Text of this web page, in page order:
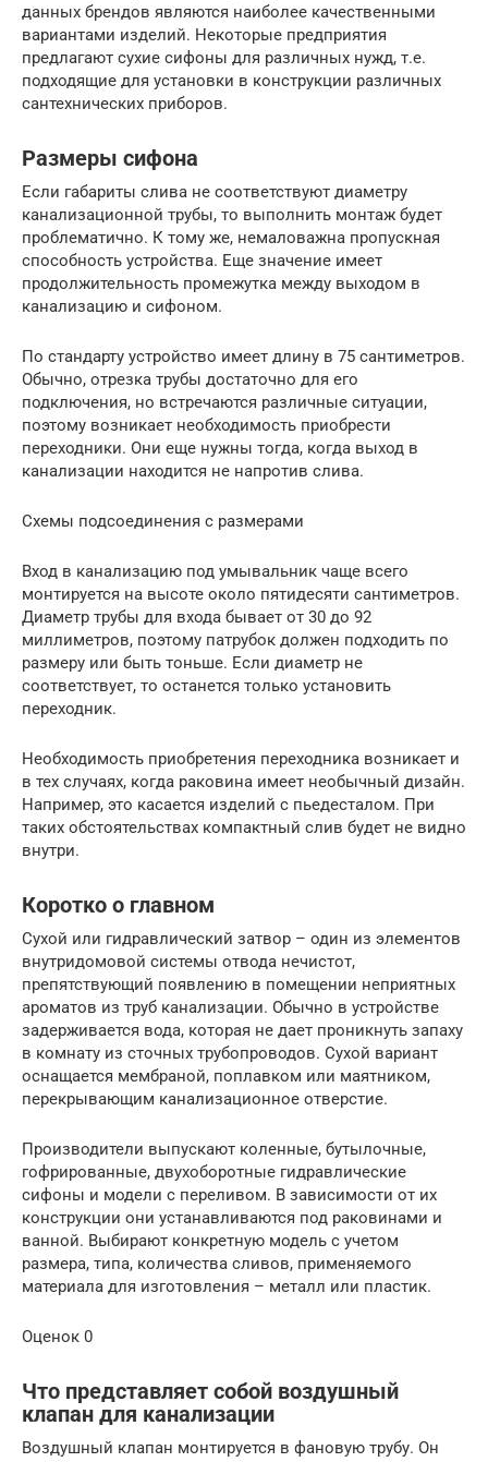
данных брендов являются наиболее качественными
вариантами изделий. Некоторые предприятия
предлагают сухие сифоны для различных нужд, т.е.
подходящие для установки в конструкции различных
сантехнических приборов.
Размеры сифона
Если габариты слива не соответствуют диаметру
канализационной трубы, то выполнить монтаж будет
проблематично. К тому же, немаловажна пропускная
способность устройства. Еще значение имеет
продолжительность промежутка между выходом в
канализацию и сифоном.
По стандарту устройство имеет длину в 75 сантиметров.
Обычно, отрезка трубы достаточно для его
подключения, но встречаются различные ситуации,
поэтому возникает необходимость приобрести
переходники. Они еще нужны тогда, когда выход в
канализации находится не напротив слива.
Схемы подсоединения с размерами
Вход в канализацию под умывальник чаще всего
монтируется на высоте около пятидесяти сантиметров.
Диаметр трубы для входа бывает от 30 до 92
миллиметров, поэтому патрубок должен подходить по
размеру или быть тоньше. Если диаметр не
соответствует, то останется только установить
переходник.
Необходимость приобретения переходника возникает и
в тех случаях, когда раковина имеет необычный дизайн.
Например, это касается изделий с пьедесталом. При
таких обстоятельствах компактный слив будет не видно
внутри.
Коротко о главном
Сухой или гидравлический затвор – один из элементов
внутридомовой системы отвода нечистот,
препятствующий появлению в помещении неприятных
ароматов из труб канализации. Обычно в устройстве
задерживается вода, которая не дает проникнуть запаху
в комнату из сточных трубопроводов. Сухой вариант
оснащается мембраной, поплавком или маятником,
перекрывающим канализационное отверстие.
Производители выпускают коленные, бутылочные,
гофрированные, двухоборотные гидравлические
сифоны и модели с переливом. В зависимости от их
конструкции они устанавливаются под раковинами и
ванной. Выбирают конкретную модель с учетом
размера, типа, количества сливов, применяемого
материала для изготовления – металл или пластик.
Оценок 0
Что представляет собой воздушный
клапан для канализации
Воздушный клапан монтируется в фановую трубу. Он